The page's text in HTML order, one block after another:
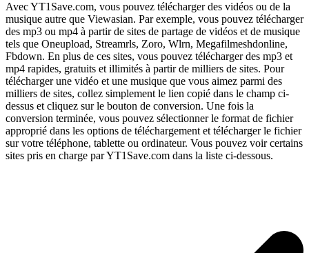
Avec YT1Save.com, vous pouvez télécharger des vidéos ou de la
musique autre que Viewasian. Par exemple, vous pouvez télécharger
des mp3 ou mp4 à partir de sites de partage de vidéos et de musique
tels que Oneupload, Streamrls, Zoro, Wlrn, Megafilmeshdonline,
Fbdown. En plus de ces sites, vous pouvez télécharger des mp3 et
mp4 rapides, gratuits et illimités à partir de milliers de sites. Pour
télécharger une vidéo et une musique que vous aimez parmi des
milliers de sites, collez simplement le lien copié dans le champ ci-
dessus et cliquez sur le bouton de conversion. Une fois la
conversion terminée, vous pouvez sélectionner le format de fichier
approprié dans les options de téléchargement et télécharger le fichier
sur votre téléphone, tablette ou ordinateur. Vous pouvez voir certains
sites pris en charge par YT1Save.com dans la liste ci-dessous.